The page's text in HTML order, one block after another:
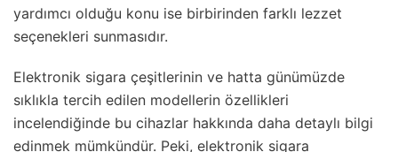
yardımcı olduğu konu ise birbirinden farklı lezzet
seçenekleri sunmasıdır.
Elektronik sigara çeşitlerinin ve hatta günümüzde
sıklıkla tercih edilen modellerin özellikleri
incelendiğinde bu cihazlar hakkında daha detaylı bilgi
edinmek mümkündür. Peki, elektronik sigara